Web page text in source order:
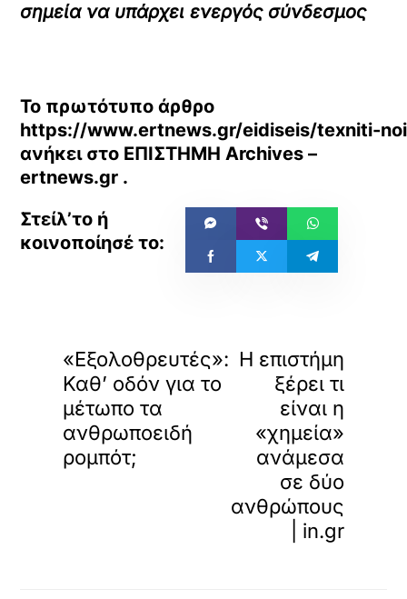
σημεία να υπάρχει ενεργός σύνδεσμος
Το πρωτότυπο άρθρο
https://www.ertnews.gr/eidiseis/texniti-
ανήκει στο ΕΠΙΣΤΗΜΗ Archives –
ertnews.gr .
«Εξολοθρευτές»:
Καθ’ οδόν για το
μέτωπο τα
ανθρωποειδή
ρομπότ;
Η επιστήμη
ξέρει τι
είναι η
«χημεία»
ανάμεσα
σε δύο
ανθρώπους
| in.gr